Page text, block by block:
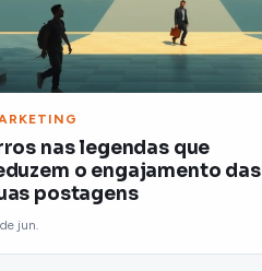
nas legendas que
o engajamento das
postagens
jun.